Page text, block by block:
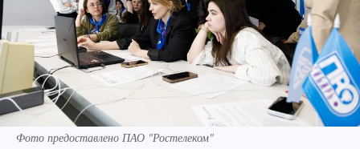
Фото предоставлено ПАО "Ростелеком"